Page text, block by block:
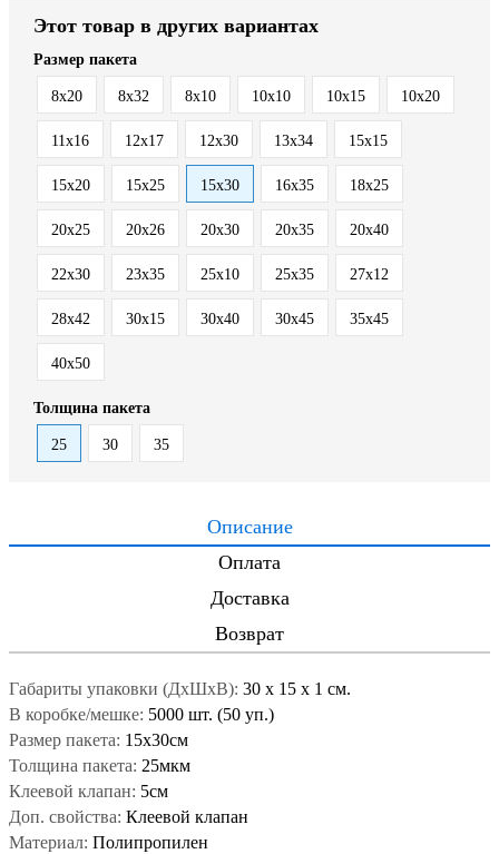
Этот товар в других вариантах
Размер пакета
8x20 8x32 8х10 10x10 10x15 10x20
11x16 12x17 12x30 13x34 15x15
15x20 15x25 15x30 16x35 18x25
20x25 20x26 20x30 20x35 20x40
22x30 23x35 25x10 25x35 27x12
28x42 30x15 30x40 30x45 35x45
40x50
Толщина пакета
25 30 35
Описание
Оплата
Доставка
Возврат
Габариты упаковки (ДxШxВ): 30 x 15 x 1 см.
В коробке/мешке: 5000 шт. (50 уп.)
Размер пакета: 15x30см
Толщина пакета: 25мкм
Клеевой клапан: 5см
Доп. свойства: Клеевой клапан
Материал: Полипропилен